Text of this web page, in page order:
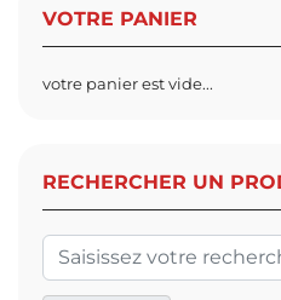
VOTRE PANIER
votre panier est vide...
RECHERCHER UN